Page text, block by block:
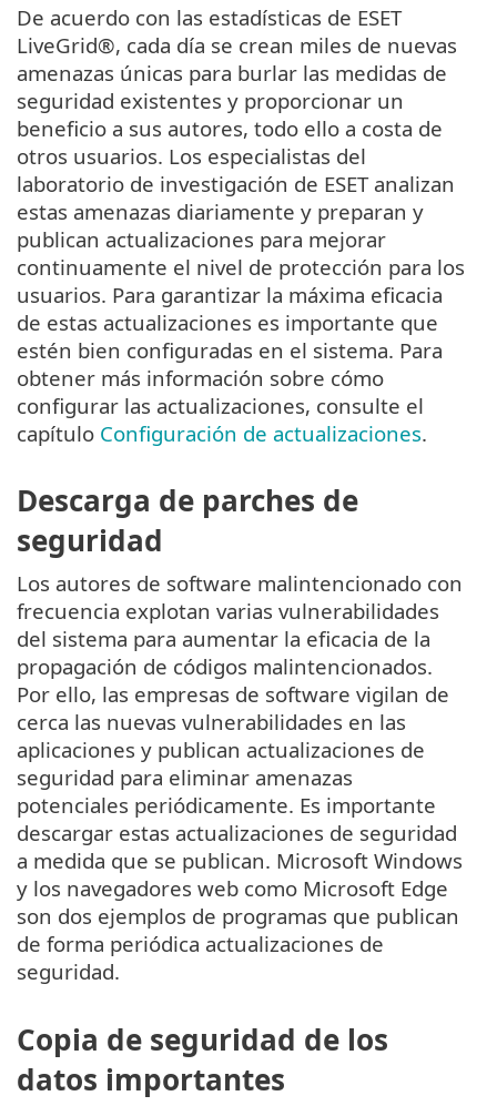
De acuerdo con las estadísticas de ESET
LiveGrid®, cada día se crean miles de nuevas
amenazas únicas para burlar las medidas de
seguridad existentes y proporcionar un
beneficio a sus autores, todo ello a costa de
otros usuarios. Los especialistas del
laboratorio de investigación de ESET analizan
estas amenazas diariamente y preparan y
publican actualizaciones para mejorar
continuamente el nivel de protección para los
usuarios. Para garantizar la máxima eficacia
de estas actualizaciones es importante que
estén bien configuradas en el sistema. Para
obtener más información sobre cómo
configurar las actualizaciones, consulte el
capítulo Configuración de actualizaciones.
Descarga de parches de
seguridad
Los autores de software malintencionado con
frecuencia explotan varias vulnerabilidades
del sistema para aumentar la eficacia de la
propagación de códigos malintencionados.
Por ello, las empresas de software vigilan de
cerca las nuevas vulnerabilidades en las
aplicaciones y publican actualizaciones de
seguridad para eliminar amenazas
potenciales periódicamente. Es importante
descargar estas actualizaciones de seguridad
a medida que se publican. Microsoft Windows
y los navegadores web como Microsoft Edge
son dos ejemplos de programas que publican
de forma periódica actualizaciones de
seguridad.
Copia de seguridad de los
datos importantes